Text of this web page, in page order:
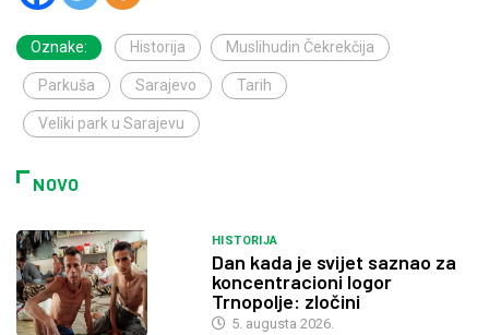
Oznake: Historija Muslihudin Čekrekčija
Parkuša Sarajevo Tarih
Veliki park u Sarajevu
NOVO
HISTORIJA
Dan kada je svijet saznao za
koncentracioni logor
Trnopolje: zločini
5. augusta 2026.